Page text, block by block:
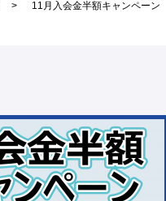
11月入会金半額キャンペーン